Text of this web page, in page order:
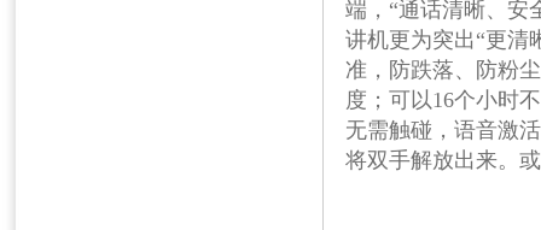
端，“通话清晰、安
讲机更为突出“更清
准，防跌落、防粉
度；可以16个小时
无需触碰，语音激
将双手解放出来。